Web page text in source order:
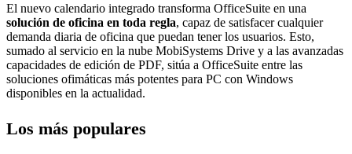
El nuevo calendario integrado transforma OfficeSuite en una
solución de oficina en toda regla, capaz de satisfacer cualquier
demanda diaria de oficina que puedan tener los usuarios. Esto,
sumado al servicio en la nube MobiSystems Drive y a las avanzadas
capacidades de edición de PDF, sitúa a OfficeSuite entre las
soluciones ofimáticas más potentes para PC con Windows
disponibles en la actualidad.
Los más populares